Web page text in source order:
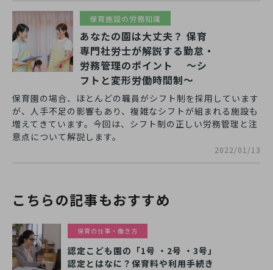
保育施設の労務知識
あなたの園は大丈夫？ 保育
専門社労士が解説する勤怠・
労務管理のポイント ～シ
フトと変形労働時間制～
保育園の場合、ほとんどの職員がシフト制を採用しています
が、人手不足の影響もあり、複雑なシフトが組まれる施設も
増えてきています。今回は、シフト制の正しい労務管理と注
意点について解説します。
2022/01/13
こちらの記事もおすすめ
保育の仕事・働き方
認定こども園の「1号 ・2号 ・3号」
認定とはなに？保育料や利用手続き